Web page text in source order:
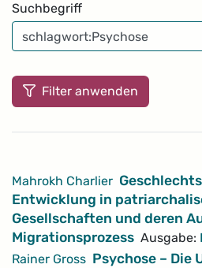
Suchbegriff
Filter anwenden
Artikel
Mahrokh Charlier
Entwicklung in
Gesellschaften und deren
Migrationsprozess Ausgabe:
Rainer Gross Psychose – Die